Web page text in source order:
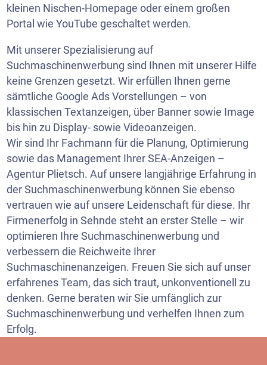
kleinen Nischen-Homepage oder einem großen
Portal wieYouTube geschaltet werden.
Mit unserer Spezialisierung auf
Suchmaschinenwerbung sind Ihnen mit unserer Hilfe
keine Grenzen gesetzt. Wir erfüllen Ihnen gerne
sämtliche Google Ads Vorstellungen – von
klassischen Textanzeigen, über Banner sowie Image
bis hin zu Display- sowie Videoanzeigen.
Wir sind Ihr Fachmann für die Planung, Optimierung
sowie das Management Ihrer SEA-Anzeigen –
Agentur Plietsch. Auf unsere langjährige Erfahrung in
der Suchmaschinenwerbung können Sie ebenso
vertrauen wie auf unsere Leidenschaft für diese. Ihr
Firmenerfolg in Sehnde steht an erster Stelle – wir
optimieren Ihre Suchmaschinenwerbung und
verbessern die Reichweite Ihrer
Suchmaschinenanzeigen. Freuen Sie sich auf unser
erfahrenes Team, das sich traut, unkonventionell zu
denken. Gerne beraten wir Sie umfänglich zur
Suchmaschinenwerbung und verhelfen Ihnen zum
Erfolg.